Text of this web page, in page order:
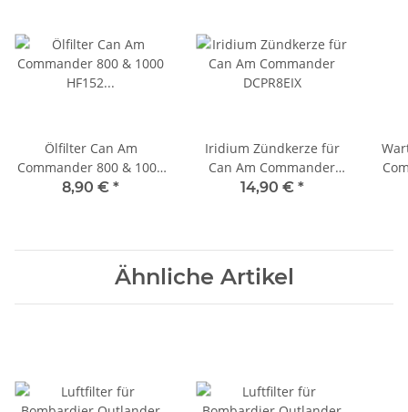
Ölfilter Can Am
Commander 800 & 1000
HF152 Filter Motoröl
8,90 € *
Iridium Zündkerze für
Can Am Commander
DCPR8EIX
14,90 € *
Ähnliche Artikel